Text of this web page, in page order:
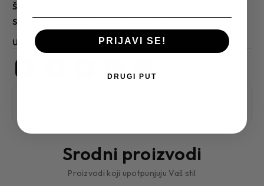
Šifra:
Uputstvo za održavanje
Srodni proizvodi
Proizvodi koji upotpunjuju Vaš stil
PRIJAVI SE!
DRUGI PUT